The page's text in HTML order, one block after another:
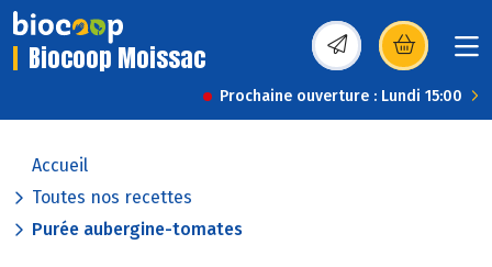
Biocoop Moissac (s’ouvre dans une
Prochaine ouverture : Lundi 15:00
Accueil
Toutes nos recettes
Purée aubergine-tomates